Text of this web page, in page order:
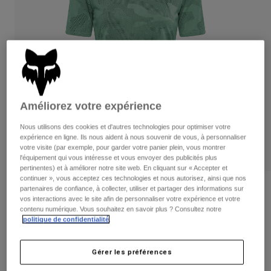
Pantalons
Shorts
Vestes
Protections
Masques
Chaussettes
Pantalons
Vestes
Protections
Masques
Chaussettes
Sacs et accessoires
Pièces de rechange
Voir tout
Femme
Sweats et Pulls
Vestes
Pantalons
Chemises
Voir tout
Chaussettes
Voir tout
Casques
Maillots
Pantalons
Bottes
Protections
Gants
Avis
Maillot Ranger TruDri® Femme
Article n°33841
Price reduced from
54,99 €to32,99 € 40% OFF
Améliorez votre expérience
Nous utilisons des cookies et d'autres technologies pour optimiser votre
expérience en ligne. Ils nous aident à nous souvenir de vous, à personnaliser
votre visite (par exemple, pour garder votre panier plein, vous montrer
l'équipement qui vous intéresse et vous envoyer des publicités plus
pertinentes) et à améliorer notre site web. En cliquant sur « Accepter et
continuer », vous acceptez ces technologies et nous autorisez, ainsi que nos
partenaires de confiance, à collecter, utiliser et partager des informations sur
vos interactions avec le site afin de personnaliser votre expérience et votre
contenu numérique. Vous souhaitez en savoir plus ? Consultez notre
politique de confidentialité
Gérer les préférences